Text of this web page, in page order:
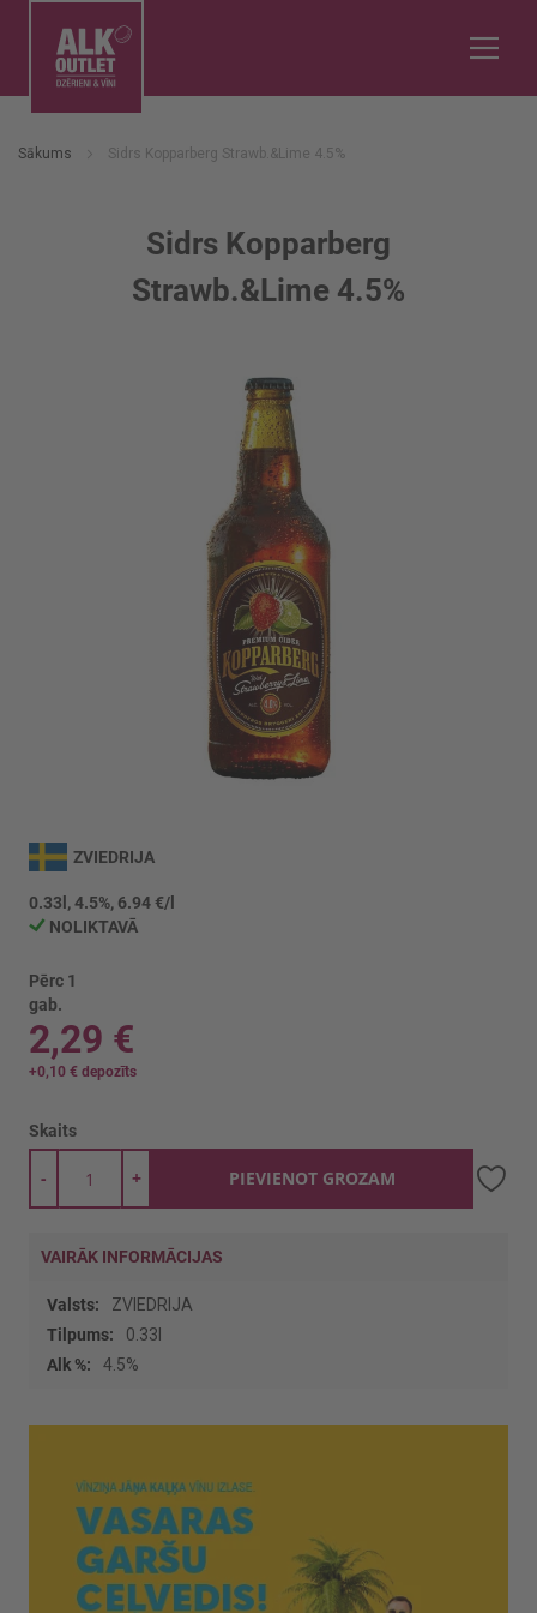
Sākums Sidrs Kopparberg Strawb.&Lime 4.5%
Sidrs Kopparberg
Strawb.&Lime 4.5%
uz
galerijas
sākumu
ZVIEDRIJA
0.33l, 4.5%, 6.94 €/l
NOLIKTAVĀ
Pērc 1
gab.
2,29 €
+0,10 € depozīts
Skaits
+
- PIEVIENOT GROZAM
VAIRĀK INFORMĀCIJAS
Vairāk
informācijas
ZVIEDRIJA
0.33l
4.5%